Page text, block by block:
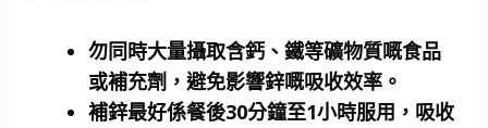
勿同時大量攝取含鈣、鐵等礦物質嘅食品
或補充劑 ，避免影響鋅嘅吸收效率。
補鋅最好係餐後30分鐘至1小時服用 ，吸收